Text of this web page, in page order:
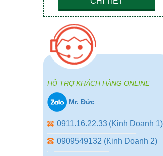
HỖ TRỢ KHÁCH HÀNG ONLINE
Mr. Đức
0911.16.22.33 (Kinh Doanh 1)
0909549132 (Kinh Doanh 2)